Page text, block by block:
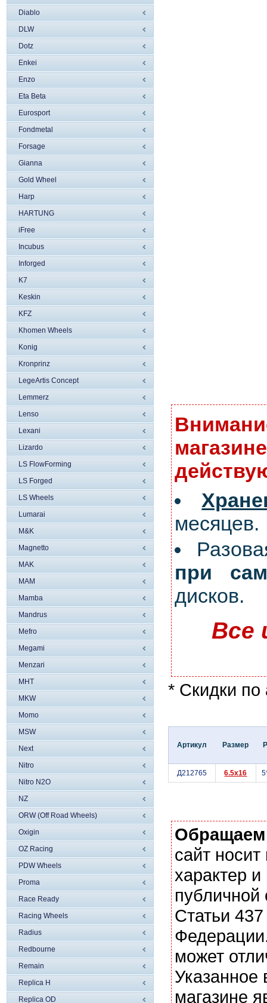
Diablo
DLW
Dotz
Enkei
Enzo
Eta Beta
Eurosport
Fondmetal
Forsage
Gianna
Gold Wheel
Harp
HARTUNG
iFree
Incubus
Inforged
K7
Keskin
KFZ
Khomen Wheels
Konig
Kronprinz
LegeArtis Concept
Lemmerz
Lenso
Lexani
Lizardo
LS FlowForming
LS Forged
LS Wheels
Lumarai
M&K
Magnetto
MAK
MAM
Mamba
Mandrus
Mefro
Megami
Menzari
MHT
MKW
Momo
MSW
Next
Nitro
Nitro N2O
NZ
ORW (Off Road Wheels)
Oxigin
OZ Racing
PDW Wheels
Proma
Race Ready
Racing Wheels
Radius
Redbourne
Remain
Replica H
Replica OD
месяцев.
при
дисков.
Все
* Скидки по
Артикул Размер
Д212765 6.5x16
сайт
характер
Статьи
может
магазине